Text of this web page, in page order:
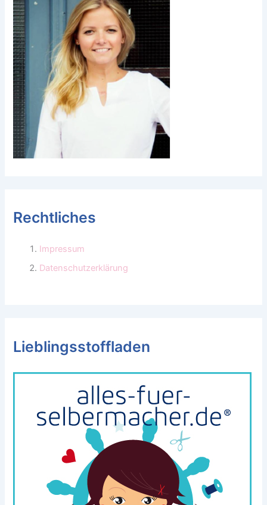
Rechtliches
Impressum
Datenschutzerklärung
Lieblingsstoffladen